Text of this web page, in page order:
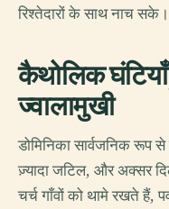
रिश्तेदारों के साथ नाच सके।
कैथोलिक
ज्वालामुखी
डोमिनिका सार्वजनिक रूप
ज़्यादा जटिल, और अक्सर
चर्च गाँवों को थामे रखते हैं,